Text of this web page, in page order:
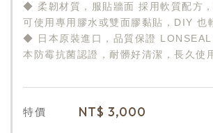
◆ 柔韌材質，服貼牆面 採用軟質配方，
可使用專用膠水或雙面膠黏貼，DIY 也
◆ 日本原裝進口，品質保證 LONSEAL
本防霉抗菌認證，耐髒好清潔，長久使
特價 NT$ 3,000